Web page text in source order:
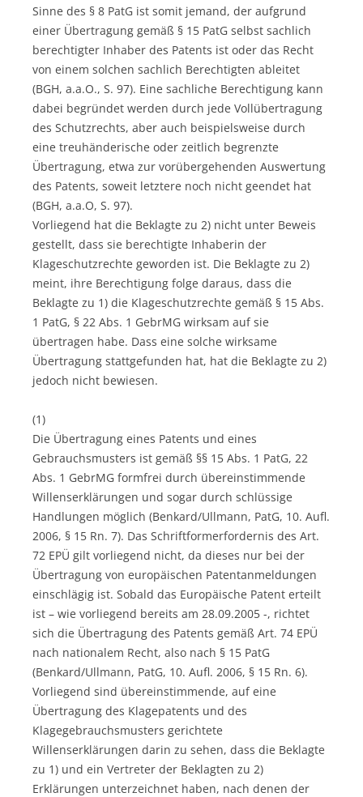
Sinne des § 8 PatG ist somit jemand, der aufgrund
einer Übertragung gemäß § 15 PatG selbst sachlich
berechtigter Inhaber des Patents ist oder das Recht
von einem solchen sachlich Berechtigten ableitet
(BGH, a.a.O., S. 97). Eine sachliche Berechtigung kann
dabei begründet werden durch jede Vollübertragung
des Schutzrechts, aber auch beispielsweise durch
eine treuhänderische oder zeitlich begrenzte
Übertragung, etwa zur vorübergehenden Auswertung
des Patents, soweit letztere noch nicht geendet hat
(BGH, a.a.O, S. 97).
Vorliegend hat die Beklagte zu 2) nicht unter Beweis
gestellt, dass sie berechtigte Inhaberin der
Klageschutzrechte geworden ist. Die Beklagte zu 2)
meint, ihre Berechtigung folge daraus, dass die
Beklagte zu 1) die Klageschutzrechte gemäß § 15 Abs.
1 PatG, § 22 Abs. 1 GebrMG wirksam auf sie
übertragen habe. Dass eine solche wirksame
Übertragung stattgefunden hat, hat die Beklagte zu 2)
jedoch nicht bewiesen.
(1)
Die Übertragung eines Patents und eines
Gebrauchsmusters ist gemäß §§ 15 Abs. 1 PatG, 22
Abs. 1 GebrMG formfrei durch übereinstimmende
Willenserklärungen und sogar durch schlüssige
Handlungen möglich (Benkard/Ullmann, PatG, 10. Aufl.
2006, § 15 Rn. 7). Das Schriftformerfordernis des Art.
72 EPÜ gilt vorliegend nicht, da dieses nur bei der
Übertragung von europäischen Patentanmeldungen
einschlägig ist. Sobald das Europäische Patent erteilt
ist – wie vorliegend bereits am 28.09.2005 -, richtet
sich die Übertragung des Patents gemäß Art. 74 EPÜ
nach nationalem Recht, also nach § 15 PatG
(Benkard/Ullmann, PatG, 10. Aufl. 2006, § 15 Rn. 6).
Vorliegend sind übereinstimmende, auf eine
Übertragung des Klagepatents und des
Klagegebrauchsmusters gerichtete
Willenserklärungen darin zu sehen, dass die Beklagte
zu 1) und ein Vertreter der Beklagten zu 2)
Erklärungen unterzeichnet haben, nach denen der